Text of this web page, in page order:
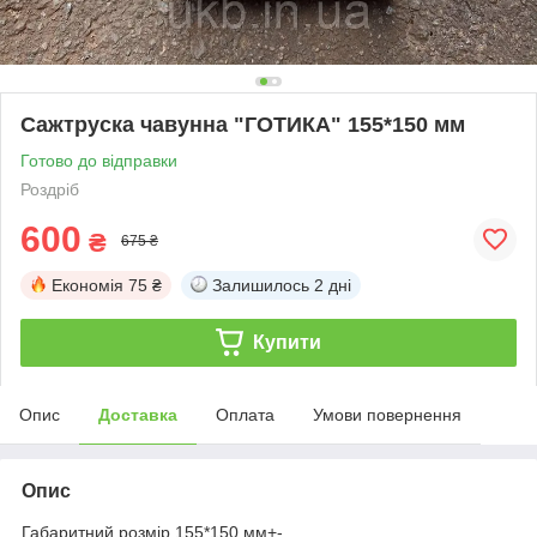
Сажтруска чавунна "ГОТИКА" 155*150 мм
Готово до відправки
Роздріб
600 ₴ 675 ₴
Економія 75 ₴ Залишилось 2 дні
Купити
Опис Доставка Оплата Умови повернення
Опис
Габаритний розмір 155*150 мм+-